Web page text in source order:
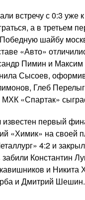
встречу с 0:3 уже
а в третьем
шайбу
«Авто»
Пимин и Максим
Сысоев,
Глеб
«Спартак»
известен первый
«Химик» на своей
4:2 и
Константин
и Никита
и Дмитрий Шешин.